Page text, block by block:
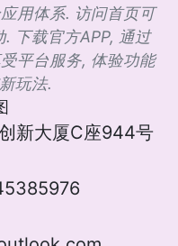
用体系. 访问首页可
下载官方APP, 通过
平台服务, 体验功能
玩法.
新大厦C座944号